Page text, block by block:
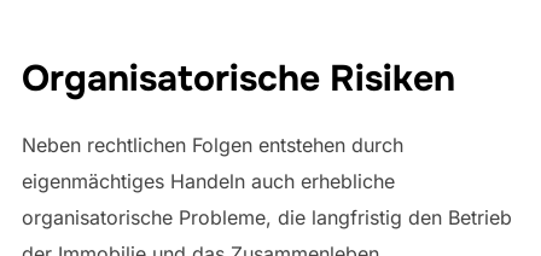
Organisatorische Risiken
Neben rechtlichen Folgen entstehen durch
eigenmächtiges Handeln auch erhebliche
organisatorische Probleme, die langfristig den Betrieb